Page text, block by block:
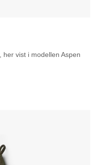
vist i modellen Aspen